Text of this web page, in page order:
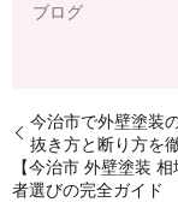
ブログ
今治市で外壁塗装
抜き方と断り方を
【今治市 外壁塗装
者選びの完全ガイド